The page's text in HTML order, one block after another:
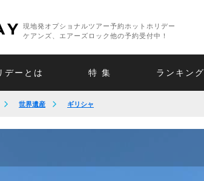
現地発オプショナルツアー予約ホットホリデー
ケアンズ、エアーズロック他の予約受付中！
デーとは 特 集 ランキング
世界遺産 ギリシャ